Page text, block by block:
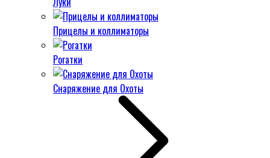
Прицелы и коллиматоры
Рогатки
Снаряжение для Охоты